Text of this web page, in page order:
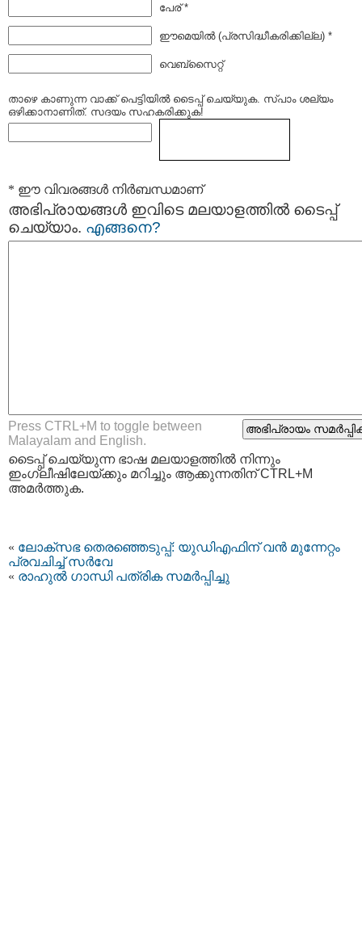
പേര് *
ഈമെയില്‍ (പ്രസിദ്ധീകരിക്കില്ല) *
വെബ്സൈറ്റ്
താഴെ കാണുന്ന വാക്ക് പെട്ടിയില്‍ ടൈപ്പ്‌ ചെയ്യുക. സ്പാം ശല്യം
ഒഴിക്കാനാണിത്. സദയം സഹകരിക്കുക!
* ഈ വിവരങ്ങള്‍ നിര്‍ബന്ധമാണ്
അഭിപ്രായങ്ങള്‍ ഇവിടെ മലയാളത്തില്‍ ടൈപ്പ്
ചെയ്യാം. എങ്ങനെ?
Press CTRL+M to toggle between
Malayalam and English.
ടൈപ്പ്‌ ചെയ്യുന്ന ഭാഷ മലയാളത്തില്‍ നിന്നും
ഇംഗ്ലീഷിലേയ്ക്കും മറിച്ചും ആക്കുന്നതിന് CTRL+M
അമര്‍ത്തുക.
« ലോക്സഭ തെരഞ്ഞെടുപ്പ്: യുഡിഎഫിന് വന്‍ മുന്നേറ്റം
പ്രവചിച്ച് സര്‍വേ
« രാഹുല്‍ ഗാന്ധി പത്രിക സമര്‍പ്പിച്ചു